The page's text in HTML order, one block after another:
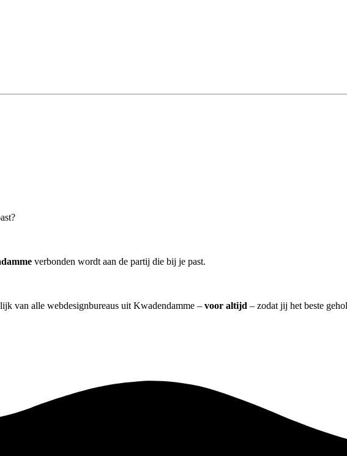
verbonden wordt aan de partij die bij je past.
van alle webdesignbureaus uit Kwadendamme – voor altijd – zodat jij het beste